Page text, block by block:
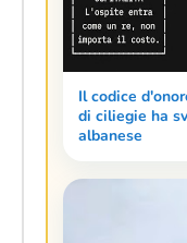
Il codice
di ciliegie ha
albanese